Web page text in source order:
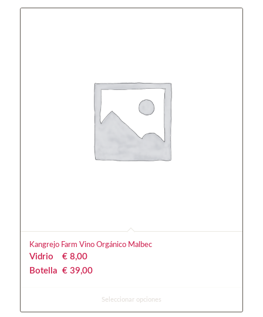
Kangrejo Farm Vino Orgánico Malbec
Vidrio € 8,00
Botella € 39,00
Seleccionar opciones